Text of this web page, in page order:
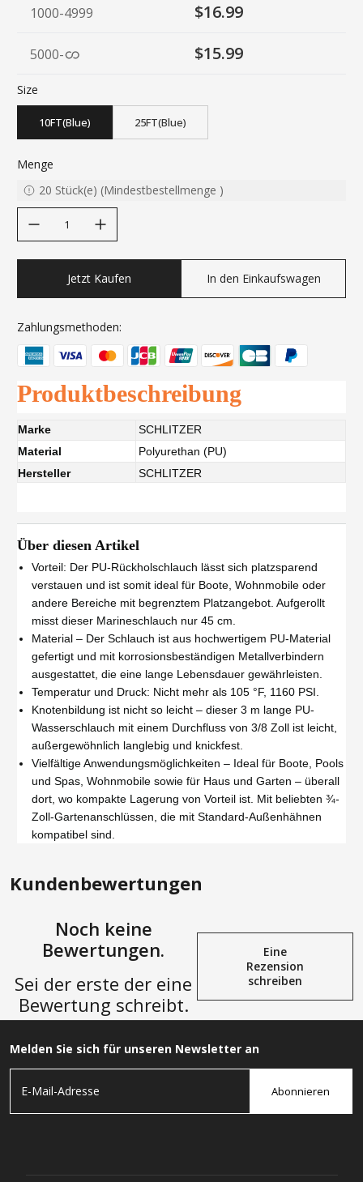
1000-4999 $16.99
5000- $15.99
Size
10FT(Blue) 25FT(Blue)
Menge
20 Stück(e) (Mindestbestellmenge )
Jetzt Kaufen In den Einkaufswagen
Zahlungsmethoden:
Produktbeschreibung
Marke
SCHLITZER
Material
Polyurethan (PU)
Hersteller
SCHLITZER
Über diesen Artikel
Vorteil: Der PU-Rückholschlauch lässt sich platzsparend
verstauen und ist somit ideal für Boote, Wohnmobile oder
andere Bereiche mit begrenztem Platzangebot. Aufgerollt
misst dieser Marineschlauch nur 45 cm.
Material – Der Schlauch ist aus hochwertigem PU-Material
gefertigt und mit korrosionsbeständigen Metallverbindern
ausgestattet, die eine lange Lebensdauer gewährleisten.
Temperatur und Druck: Nicht mehr als 105 °F, 1160 PSI.
Knotenbildung ist nicht so leicht – dieser 3 m lange PU-
Wasserschlauch mit einem Durchfluss von 3/8 Zoll ist leicht,
außergewöhnlich langlebig und knickfest.
Vielfältige Anwendungsmöglichkeiten – Ideal für Boote, Pools
und Spas, Wohnmobile sowie für Haus und Garten – überall
dort, wo kompakte Lagerung von Vorteil ist. Mit beliebten ¾-
Zoll-Gartenanschlüssen, die mit Standard-Außenhähnen
kompatibel sind.
Kundenbewertungen
Noch keine
Bewertungen.
Sei der erste der eine
Bewertung schreibt.
Eine
Rezension
schreiben
Melden Sie sich für unseren Newsletter an
Abonnieren